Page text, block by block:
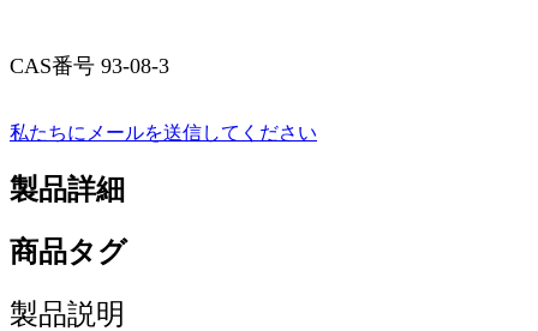
CAS番号 93-08-3
私たちにメールを送信してください
製品詳細
商品タグ
製品説明